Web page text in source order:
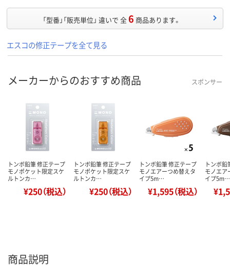
「型番」「販売単位」 違いで 全6 商品あります。
エスコの修正テープを全て見る
メーカーからのおすすめ商品 スポンサー
トンボ鉛筆 修正テープ
モノポケット限定スケ
ルトンカ…
¥250（税込）
トンボ鉛筆 修正テープ
モノポケット限定スケ
ルトンカ…
¥250（税込）
トンボ鉛筆 修正テープ
モノエアーつめ替えタ
イプ5m…
¥1,595（税込）
トンボ鉛
モノエア
イプ5m…
商品説明